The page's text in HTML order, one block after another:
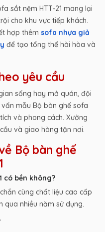
sắt nệm HTT-21 mang lại
cho khu vực tiếp khách.
hợp thêm sofa nhựa giả
để tạo tổng thể hài hòa và
yêu cầu
sống hay mở quán, đội
mẫu Bộ bàn ghế sofa
và phong cách. Xưởng
và giao hàng tận nơi.
Bộ bàn ghế
có bền không?
cùng chất liệu cao cấp
nhiều năm sử dụng.